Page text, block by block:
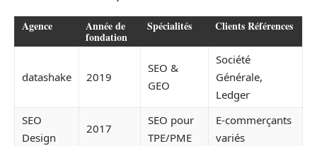
Agence Année de
fondation
Spécialités Clients Références
datashake 2019
SEO &
GEO
Société
Générale,
Ledger
SEO
Design
2017
SEO pour
TPE/PME
E-commerçants
variés